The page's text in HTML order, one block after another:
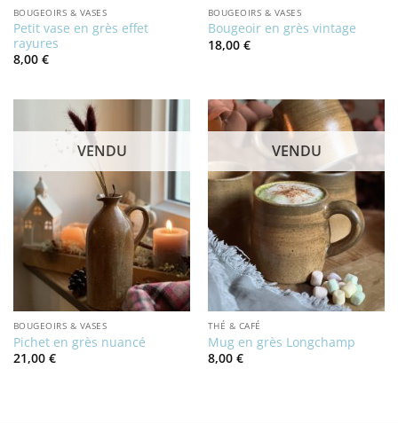
BOUGEOIRS & VASES
Petit vase en grès effet
rayures
8,00 €
BOUGEOIRS & VASES
Bougeoir en grès vintage
18,00 €
VENDU
BOUGEOIRS & VASES
Pichet en grès nuancé
21,00 €
VENDU
THÉ & CAFÉ
Mug en grès Longchamp
8,00 €